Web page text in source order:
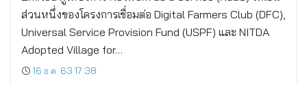
ส่วนหนึ่งของโครงการเชื่อมต่อ Digital Farmers Club (DFC),
Universal Service Provision Fund (USPF) และ NITDA
Adopted Village for…
16 ธ.ค. 63 17:38